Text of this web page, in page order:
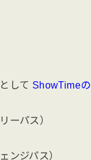
して ShowTimeの
ーパス）
ンジパス）